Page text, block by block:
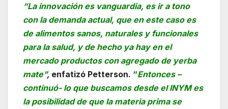
“La innovación es vanguardia, es ir a tono
con la demanda actual, que en este caso es
de alimentos sanos, naturales y funcionales
para la salud, y de hecho ya hay en el
mercado productos con agregado de yerba
mate”, enfatizó Petterson. “Entonces –
continuó- lo que buscamos desde el INYM es
la posibilidad de que la materia prima se